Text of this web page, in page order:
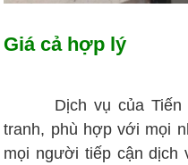
Giá cả hợp lý
Dịch vụ của Tiến
tranh, phù hợp với mọi
mọi người tiếp cận dịch